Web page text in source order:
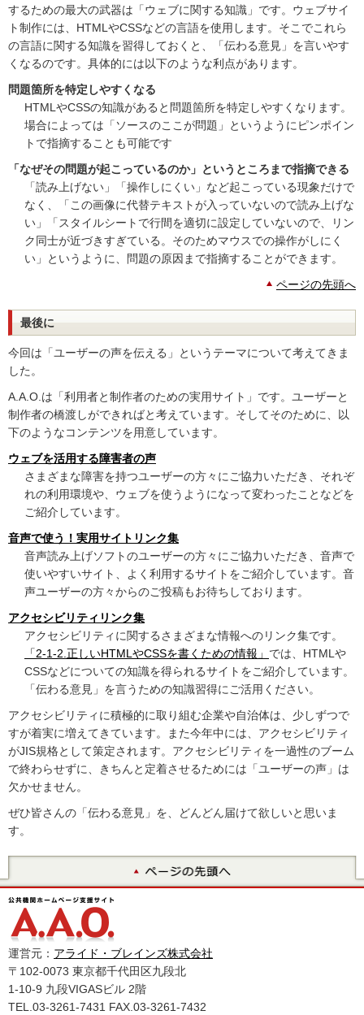
するための最大の武器は「ウェブに関する知識」です。ウェブサイ
ト制作には、HTMLやCSSなどの言語を使用します。そこでこれら
の言語に関する知識を習得しておくと、「伝わる意見」を言いやす
くなるのです。具体的には以下のような利点があります。
問題箇所を特定しやすくなる
HTMLやCSSの知識があると問題箇所を特定しやすくなります。
場合によっては「ソースのここが問題」というようにピンポイン
トで指摘することも可能です
「なぜその問題が起こっているのか」というところまで指摘できる
「読み上げない」「操作しにくい」など起こっている現象だけで
なく、「この画像に代替テキストが入っていないので読み上げな
い」「スタイルシートで行間を適切に設定していないので、リン
ク同士が近づきすぎている。そのためマウスでの操作がしにく
い」というように、問題の原因まで指摘することができます。
ページの先頭へ
最後に
今回は「ユーザーの声を伝える」というテーマについて考えてきま
した。
A.A.O.は「利用者と制作者のための実用サイト」です。ユーザーと
制作者の橋渡しができればと考えています。そしてそのために、以
下のようなコンテンツを用意しています。
ウェブを活用する障害者の声
さまざまな障害を持つユーザーの方々にご協力いただき、それぞ
れの利用環境や、ウェブを使うようになって変わったことなどを
ご紹介しています。
音声で使う！実用サイトリンク集
音声読み上げソフトのユーザーの方々にご協力いただき、音声で
使いやすいサイト、よく利用するサイトをご紹介しています。音
声ユーザーの方々からのご投稿もお待ちしております。
アクセシビリティリンク集
アクセシビリティに関するさまざまな情報へのリンク集です。
「2-1-2.正しいHTMLやCSSを書くための情報」 では、HTMLや
CSSなどについての知識を得られるサイトをご紹介しています。
「伝わる意見」を言うための知識習得にご活用ください。
アクセシビリティに積極的に取り組む企業や自治体は、少しずつで
すが着実に増えてきています。また今年中には、アクセシビリティ
がJIS規格として策定されます。アクセシビリティを一過性のブーム
で終わらせずに、きちんと定着させるためには「ユーザーの声」は
欠かせません。
ぜひ皆さんの「伝わる意見」を、どんどん届けて欲しいと思いま
す。
運営元： アライド・ブレインズ株式会社
〒102-0073 東京都千代田区九段北
1-10-9 九段VIGASビル 2階
TEL.03-3261-7431 FAX.03-3261-7432